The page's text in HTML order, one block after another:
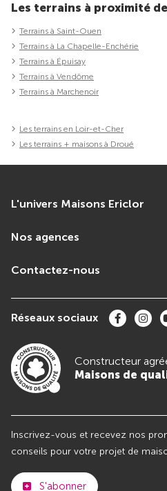
Les terrains à proximité
Terrains à Saint-Ouen
Terrains à La Chapelle-Enchérie
Terrains à Épuisay
Terrains à Vendôme
Terrains à Marchenoir
Les terrains en Loir-et-Cher
Les terrains + maisons à Droué
L'univers Maisons Ericlor
Nos agences
Contactez-nous
Réseaux sociaux
Constructeur
Maisons de
Inscrivez-vous et recevez nos
conseils pour votre projet de
S'abonner